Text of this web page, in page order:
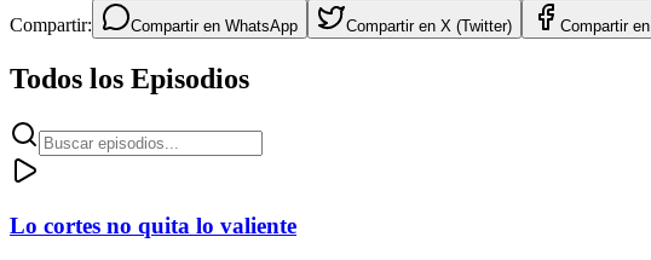
Compartir: Compartir en WhatsApp Compartir en X (Twitter) Compartir en
Todos los Episodios
Lo cortes no quita lo valiente